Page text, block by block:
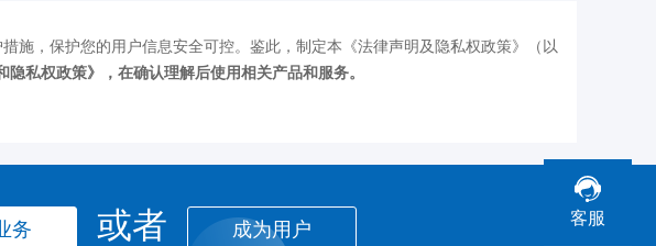
施，保护您的用户信息安全可控。鉴此，制定本《法律声明及隐私权政策》（以
私权政策》，在确认理解后使用相关产品和服务。
务 或者 成为用户
客服